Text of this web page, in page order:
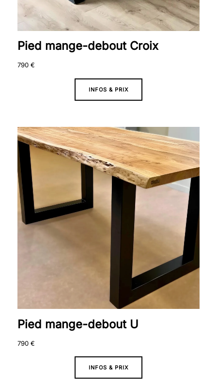
Pied mange-debout Croix
790 €
INFOS & PRIX
Pied mange-debout U
790 €
INFOS & PRIX